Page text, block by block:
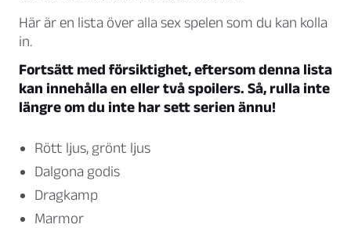
Här är en lista över alla sex spelen som du kan kolla
in.
Fortsätt med försiktighet, eftersom denna lista
kan innehålla en eller två spoilers. Så, rulla inte
längre om du inte har sett serien ännu!
Rött ljus, grönt ljus
Dalgona godis
Dragkamp
Marmor